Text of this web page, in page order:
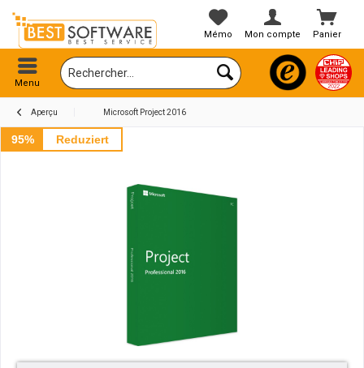
Panier
Mémo Mon compte
Menu
Aperçu Microsoft Project 2016
95% Reduziert